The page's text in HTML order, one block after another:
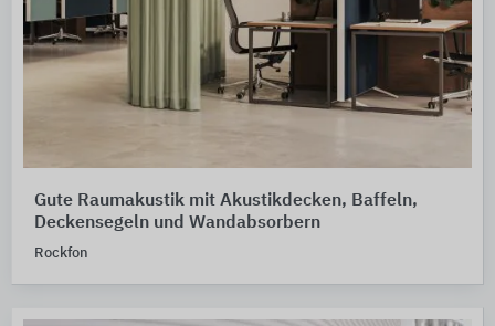
Gute Raumakustik mit Akustikdecken, Baffeln,
Deckensegeln und Wandabsorbern
Rockfon